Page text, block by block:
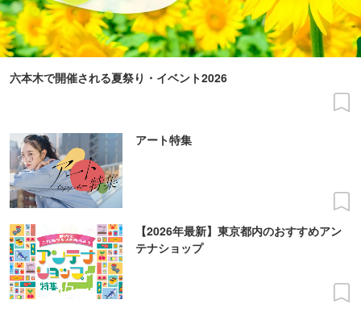
六本木で開催される夏祭り・イベント2026
アート特集
【2026年最新】東京都内のおすすめアン
テナショップ